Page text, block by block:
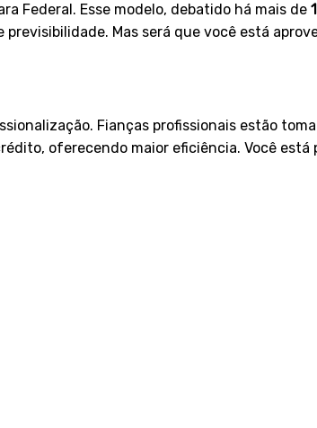
Federal. Esse modelo, debatido há mais de
Mas será que você está
Fianças profissionais estão
oferecendo maior eficiência. Você